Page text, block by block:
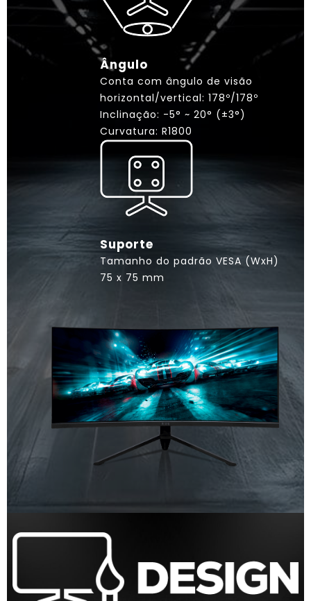
Ângulo
Conta com ângulo de visão
horizontal/vertical: 178º/178º
Inclinação: -5° ~ 20° (±3°)
Curvatura: R1800
Suporte
Tamanho do padrão VESA (WxH)
75 x 75 mm